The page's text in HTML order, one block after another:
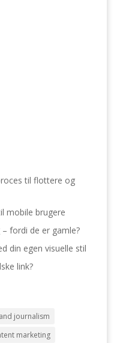
til flottere og
mobile brugere
fordi de er gamle?
din egen visuelle stil
link?
journalism
marketing